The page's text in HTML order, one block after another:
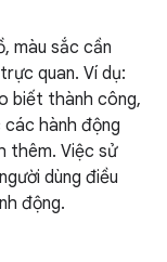
màu sắc cần
quan. Ví dụ:
biết thành công,
các hành động
thêm. Việc sử
dùng điều
động.